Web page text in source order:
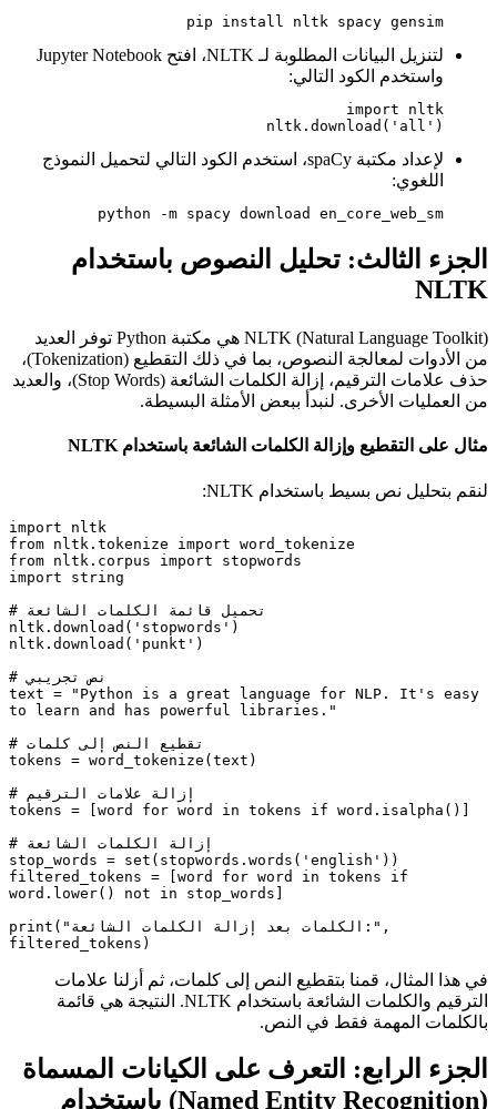
pip install nltk spacy gensim
لتنزيل البيانات المطلوبة لـ NLTK، افتح Jupyter Notebook
واستخدم الكود التالي:
import nltk
nltk.download('all')
لإعداد مكتبة spaCy، استخدم الكود التالي لتحميل النموذج
اللغوي:
python -m spacy download en_core_web_sm
الجزء الثالث: تحليل النصوص باستخدام
NLTK
NLTK (Natural Language Toolkit) هي مكتبة Python توفر العديد
من الأدوات لمعالجة النصوص، بما في ذلك التقطيع (Tokenization)،
حذف علامات الترقيم، إزالة الكلمات الشائعة (Stop Words)، والعديد
من العمليات الأخرى. لنبدأ ببعض الأمثلة البسيطة.
مثال على التقطيع وإزالة الكلمات الشائعة باستخدام NLTK
لنقم بتحليل نص بسيط باستخدام NLTK:
import nltk
from nltk.tokenize import word_tokenize
from nltk.corpus import stopwords
import string
# تحميل قائمة الكلمات الشائعة
nltk.download('stopwords')
nltk.download('punkt')
# نص تجريبي
text = "Python is a great language for NLP. It's easy
to learn and has powerful libraries."
# تقطيع النص إلى كلمات
tokens = word_tokenize(text)
# إزالة علامات الترقيم
tokens = [word for word in tokens if word.isalpha()]
# إزالة الكلمات الشائعة
stop_words = set(stopwords.words('english'))
filtered_tokens = [word for word in tokens if
word.lower() not in stop_words]
print("الكلمات بعد إزالة الكلمات الشائعة:",
filtered_tokens)
في هذا المثال، قمنا بتقطيع النص إلى كلمات، ثم أزلنا علامات
الترقيم والكلمات الشائعة باستخدام NLTK. النتيجة هي قائمة
بالكلمات المهمة فقط في النص.
الجزء الرابع: التعرف على الكيانات المسماة
(Named Entity Recognition) باستخدام